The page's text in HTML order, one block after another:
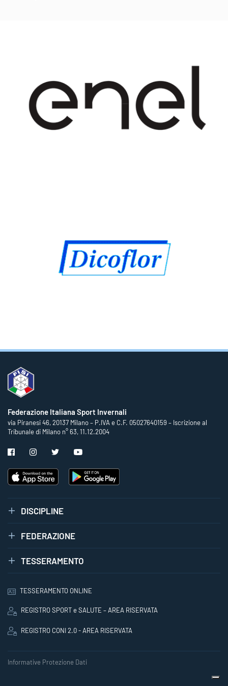
Federazione Italiana Sport Invernali
via Piranesi 46, 20137 Milano – P.IVA e C.F. 05027640159 – Iscrizione al
Tribunale di Milano n° 63, 11.12.2004
DISCIPLINE
FEDERAZIONE
TESSERAMENTO
TESSERAMENTO ONLINE
REGISTRO SPORT e SALUTE – AREA RISERVATA
REGISTRO CONI 2.0 - AREA RISERVATA
Informative Protezione Dati